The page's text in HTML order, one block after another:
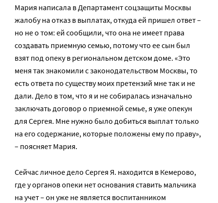
Мария написала в Департамент соцзащиты Москвы
жалобу на отказ в выплатах, откуда ей пришел ответ –
но не о том: ей сообщили, что она не имеет права
создавать приемную семью, потому что ее сын был
взят под опеку в региональном детском доме. «Это
меня так знакомили с законодательством Москвы, то
есть ответа по существу моих претензий мне так и не
дали. Дело в том, что я и не собиралась изначально
заключать договор о приемной семье, я уже опекун
для Сергея. Мне нужно было добиться выплат только
на его содержание, которые положены ему по праву»,
– поясняет Мария.
Сейчас личное дело Сергея Я. находится в Кемерово,
где у органов опеки нет основания ставить мальчика
на учет – он уже не является воспитанником